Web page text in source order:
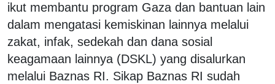
ikut membantu program Gaza dan bantuan lain
dalam mengatasi kemiskinan lainnya melalui
zakat, infak, sedekah dan dana sosial
keagamaan lainnya (DSKL) yang disalurkan
melalui Baznas RI. Sikap Baznas RI sudah